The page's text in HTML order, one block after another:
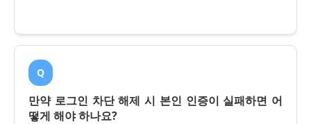
Q
만약 로그인 차단 해제 시 본인 인증이 실패하면 어
떻게 해야 하나요?